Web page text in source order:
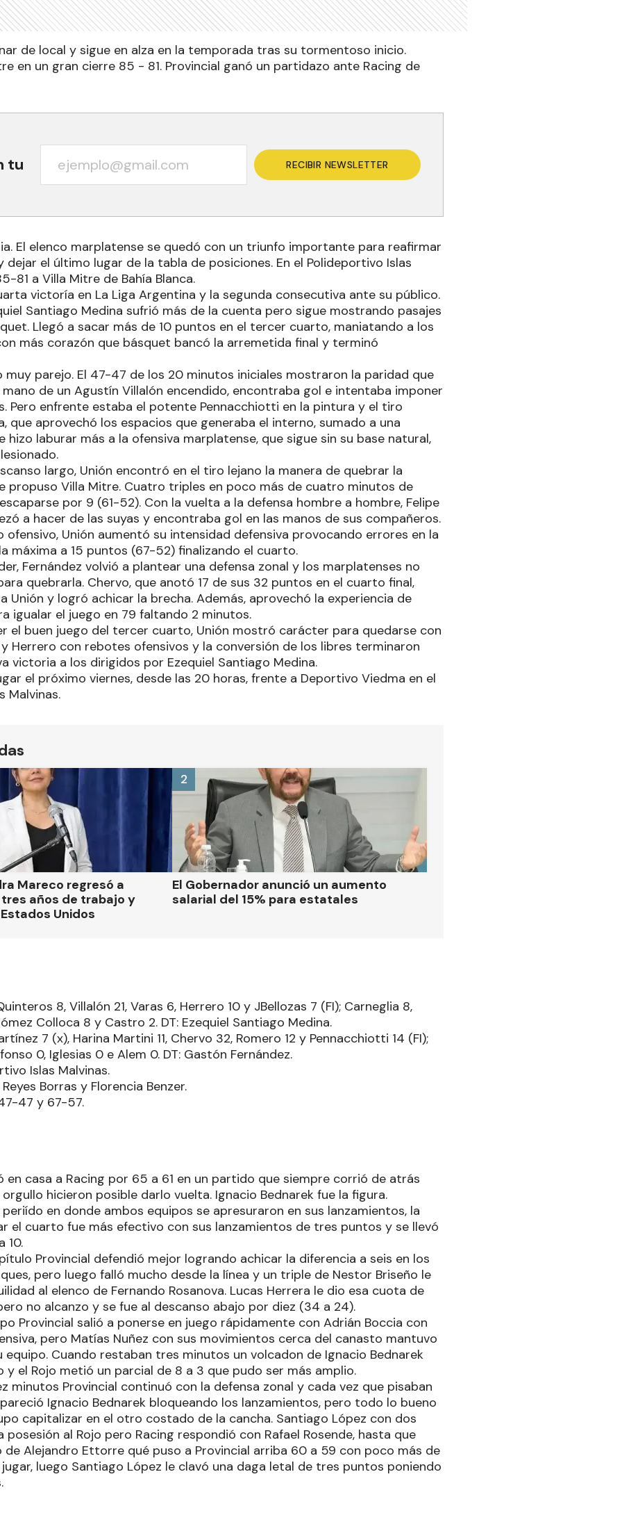
de local y sigue en alza en la temporada tras su tormentoso inicio.
en un gran cierre 85 - 81. Provincial ganó un partidazo ante Racing de
tu RECIBIR NEWSLETTER
El elenco marplatense se quedó con un triunfo importante para reafirmar
dejar el último lugar de la tabla de posiciones. En el Polideportivo Islas
81 a Villa Mitre de Bahía Blanca.
victoría en La Liga Argentina y la segunda consecutiva ante su público.
Santiago Medina sufrió más de la cuenta pero sigue mostrando pasajes
Llegó a sacar más de 10 puntos en el tercer cuarto, maniatando a los
más corazón que básquet bancó la arremetida final y terminó
muy parejo. El 47-47 de los 20 minutos iniciales mostraron la paridad que
mano de un Agustín Villalón encendido, encontraba gol e intentaba imponer
Pero enfrente estaba el potente Pennacchiotti en la pintura y el tiro
que aprovechó los espacios que generaba el interno, sumado a una
hizo laburar más a la ofensiva marplatense, que sigue sin su base natural,
largo, Unión encontró en el tiro lejano la manera de quebrar la
propuso Villa Mitre. Cuatro triples en poco más de cuatro minutos de
por 9 (61-52). Con la vuelta a la defensa hombre a hombre, Felipe
a hacer de las suyas y encontraba gol en las manos de sus compañeros.
ofensivo, Unión aumentó su intensidad defensiva provocando errores en la
máxima a 15 puntos (67-52) finalizando el cuarto.
Fernández volvió a plantear una defensa zonal y los marplatenses no
quebrarla. Chervo, que anotó 17 de sus 32 puntos en el cuarto final,
Unión y logró achicar la brecha. Además, aprovechó la experiencia de
igualar el juego en 79 faltando 2 minutos.
el buen juego del tercer cuarto, Unión mostró carácter para quedarse con
y Herrero con rebotes ofensivos y la conversión de los libres terminaron
victoria a los dirigidos por Ezequiel Santiago Medina.
el próximo viernes, desde las 20 horas, frente a Deportivo Viedma en el
Malvinas.
Mareco regresó a
años de trabajo y
Unidos
El Gobernador anunció un aumento
salarial del 15% para estatales
2
8, Villalón 21, Varas 6, Herrero 10 y JBellozas 7 (FI); Carneglia 8,
Colloca 8 y Castro 2. DT: Ezequiel Santiago Medina.
7 (x), Harina Martini 11, Chervo 32, Romero 12 y Pennacchiotti 14 (FI);
0, Iglesias 0 e Alem 0. DT: Gastón Fernández.
Islas Malvinas.
Borras y Florencia Benzer.
47 y 67-57.
en casa a Racing por 65 a 61 en un partido que siempre corrió de atrás
hicieron posible darlo vuelta. Ignacio Bednarek fue la figura.
en donde ambos equipos se apresuraron en sus lanzamientos, la
el cuarto fue más efectivo con sus lanzamientos de tres puntos y se llevó
10.
Provincial defendió mejor logrando achicar la diferencia a seis en los
pero luego falló mucho desde la línea y un triple de Nestor Briseño le
al elenco de Fernando Rosanova. Lucas Herrera le dio esa cuota de
no alcanzo y se fue al descanso abajo por diez (34 a 24).
Provincial salió a ponerse en juego rápidamente con Adrián Boccia con
pero Matías Nuñez con sus movimientos cerca del canasto mantuvo
equipo. Cuando restaban tres minutos un volcadon de Ignacio Bednarek
y el Rojo metió un parcial de 8 a 3 que pudo ser más amplio.
minutos Provincial continuó con la defensa zonal y cada vez que pisaban
Ignacio Bednarek bloqueando los lanzamientos, pero todo lo bueno
capitalizar en el otro costado de la cancha. Santiago López con dos
posesión al Rojo pero Racing respondió con Rafael Rosende, hasta que
Alejandro Ettorre qué puso a Provincial arriba 60 a 59 con poco más de
luego Santiago López le clavó una daga letal de tres puntos poniendo